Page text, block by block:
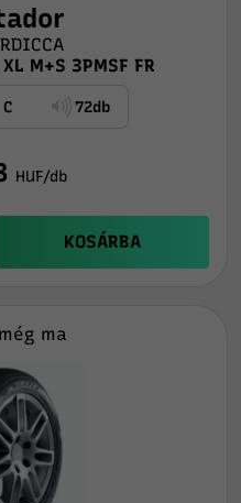
M+S 3PMSF FR
C 72db
HUF/db
KOSÁRBA
ma